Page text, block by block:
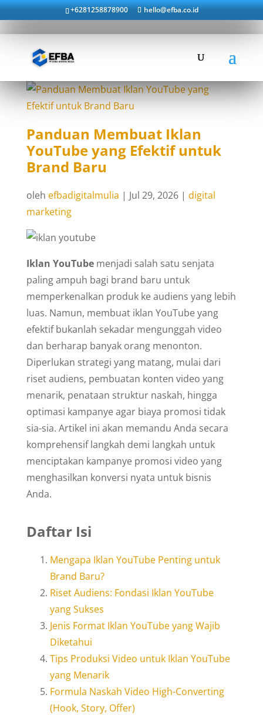
+6281258878900 hello@efba.co.id
Panduan Membuat Iklan
YouTube yang Efektif untuk
Brand Baru
oleh efbadigitalmulia | Jul 29, 2026| digital
marketing
Iklan YouTubemenjadi salah satu senjata
paling ampuh bagi brand baru untuk
memperkenalkan produk ke audiens yang lebih
luas. Namun, membuat iklan YouTube yang
efektif bukanlah sekadar mengunggah video
dan berharap banyak orang menonton.
Diperlukan strategi yang matang, mulai dari
riset audiens, pembuatan konten video yang
menarik, penataan struktur naskah, hingga
optimasi kampanye agar biaya promosi tidak
sia-sia. Artikel ini akan memandu Anda secara
komprehensif langkah demi langkah untuk
menciptakan kampanye promosi video yang
menghasilkan konversi nyata untuk bisnis
Anda.
Daftar Isi
Mengapa Iklan YouTube Penting untuk
Brand Baru?
Riset Audiens: Fondasi Iklan YouTube
yang Sukses
Jenis Format Iklan YouTube yang Wajib
Diketahui
Tips Produksi Video untuk Iklan YouTube
yang Menarik
Formula Naskah Video High-Converting
(Hook, Story, Offer)